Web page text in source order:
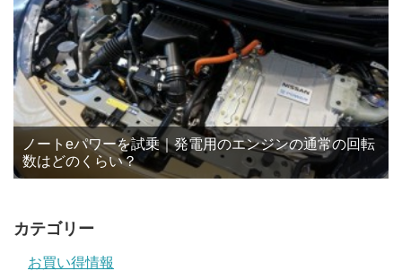
ノートeパワーを試乗｜発電用のエンジンの通常の回転
数はどのくらい？
カテゴリー
お買い得情報